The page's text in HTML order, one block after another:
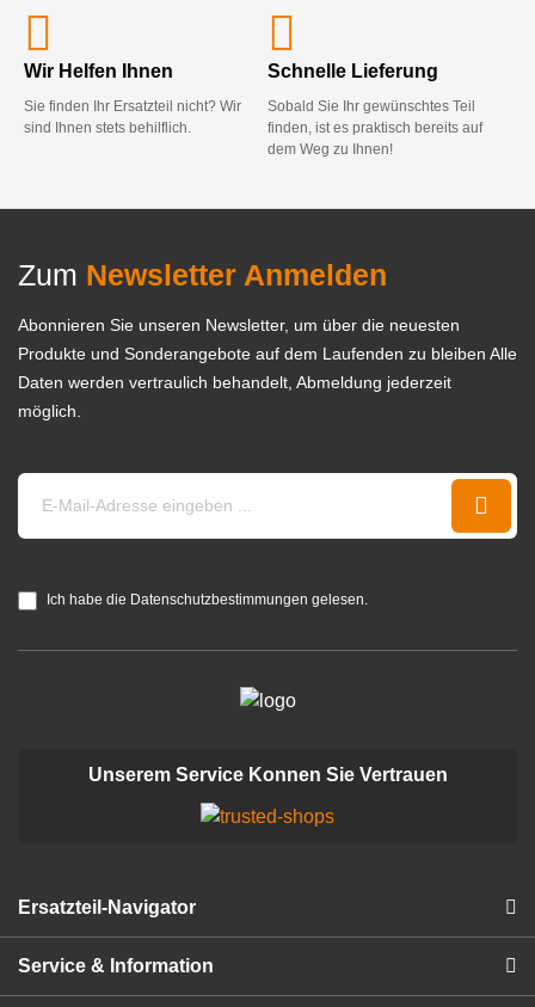
Wir Helfen Ihnen
Sie finden Ihr Ersatzteil nicht? Wir
sind Ihnen stets behilflich.
Schnelle Lieferung
Sobald Sie Ihr gewünschtes Teil
finden, ist es praktisch bereits auf
dem Weg zu Ihnen!
Zum Newsletter Anmelden
Abonnieren Sie unseren Newsletter, um über die neuesten
Produkte und Sonderangebote auf dem Laufenden zu bleiben Alle
Daten werden vertraulich behandelt, Abmeldung jederzeit
möglich.
Ich habe die Datenschutzbestimmungen gelesen.
Unserem Service Konnen Sie Vertrauen
Ersatzteil-Navigator
Service & Information